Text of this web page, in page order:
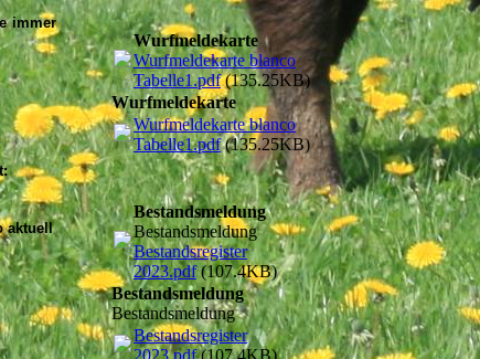
immer
aktuell
Wurfmeldekarte
Wurfmeldekarte blanco
Tabelle1.pdf(135.25KB)
Wurfmeldekarte
Wurfmeldekarte blanco
Tabelle1.pdf(135.25KB)
Bestandsmeldung
Bestandsmeldung
Bestandsregister
2023.pdf(107.4KB)
Bestandsmeldung
Bestandsmeldung
Bestandsregister
2023.pdf(107.4KB)